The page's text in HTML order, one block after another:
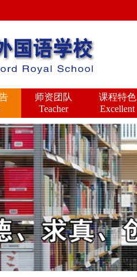
师资团队
Teacher
课程特色
Excellent